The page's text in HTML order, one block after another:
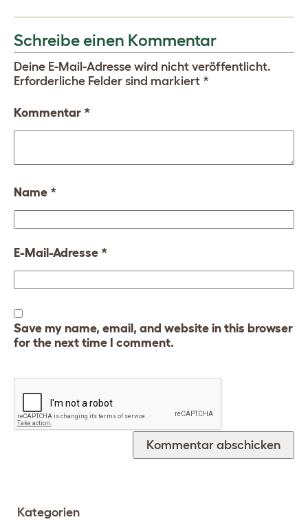
Schreibe einen Kommentar
Deine E-Mail-Adresse wird nicht veröffentlicht.
Erforderliche Felder sind markiert *
Kommentar *
Name *
E-Mail-Adresse *
Save my name, email, and website in this browser
for the next time I comment.
Kategorien